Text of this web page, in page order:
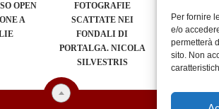
Per fornire
e/o
permetterà
sito. Non
OPEN
A
FOTOGRAFIE
SCATTATE NEI
FONDALI DI
PORTALGA. NICOLA
SILVESTRIS
EVENTO
SEA” A